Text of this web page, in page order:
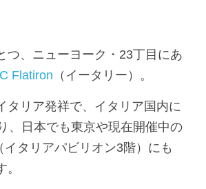
つ、ニューヨーク・23丁目にあ
Flatiron （イータリー）。
タリア発祥で、イタリア国内に
、日本でも東京や現在開催中の
イタリアパビリオン3階）にも